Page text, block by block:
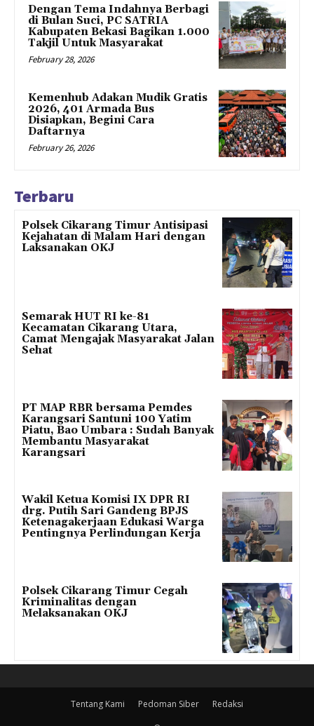
Dengan Tema Indahnya Berbagi
di Bulan Suci, PC SATRIA
Kabupaten Bekasi Bagikan 1.000
Takjil Untuk Masyarakat
February 28, 2026
Kemenhub Adakan Mudik Gratis
2026, 401 Armada Bus
Disiapkan, Begini Cara
Daftarnya
February 26, 2026
Terbaru
Polsek Cikarang Timur Antisipasi
Kejahatan di Malam Hari dengan
Laksanakan OKJ
Semarak HUT RI ke-81
Kecamatan Cikarang Utara,
Camat Mengajak Masyarakat Jalan
Sehat
PT MAP RBR bersama Pemdes
Karangsari Santuni 100 Yatim
Piatu, Bao Umbara : Sudah Banyak
Membantu Masyarakat
Karangsari
Wakil Ketua Komisi IX DPR RI
drg. Putih Sari Gandeng BPJS
Ketenagakerjaan Edukasi Warga
Pentingnya Perlindungan Kerja
Polsek Cikarang Timur Cegah
Kriminalitas dengan
Melaksanakan OKJ
Tentang Kami Pedoman Siber Redaksi